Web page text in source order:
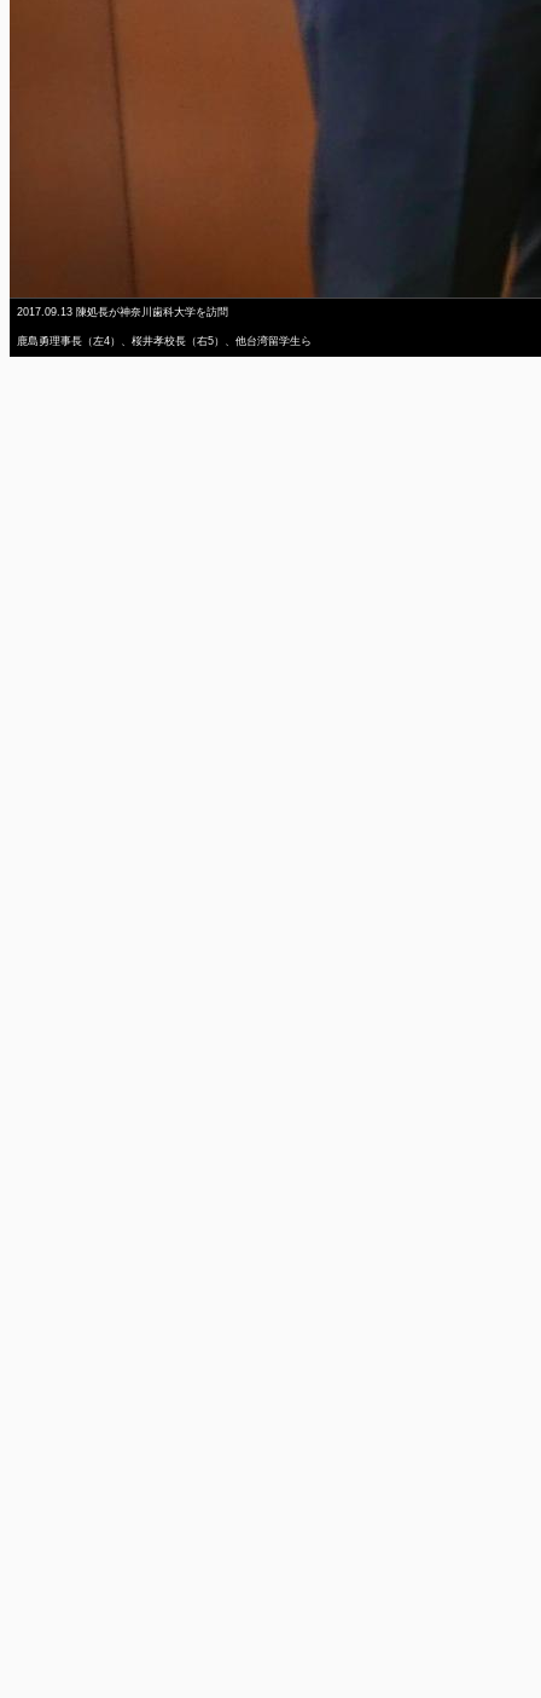
2017.09.13 陳処長が神奈川歯科大学を訪問
鹿島勇理事長（左4）、桜井孝校長（右5）、他台湾留学生ら